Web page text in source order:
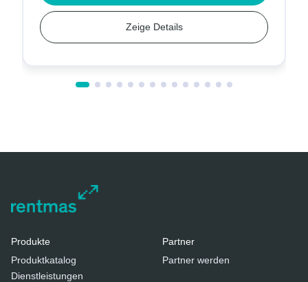
Zeige Details
Produkte
Produktkatalog
Dienstleistungen
Partner
Partner werden